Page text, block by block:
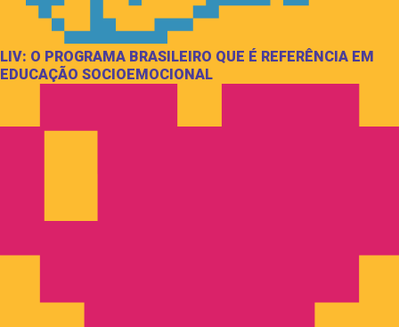
LIV: O PROGRAMA BRASILEIRO QUE É REFERÊNCIA EM
EDUCAÇÃO SOCIOEMOCIONAL